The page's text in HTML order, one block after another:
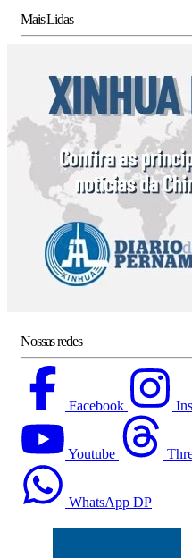
Mais Lidas
Nossas redes
Facebook
Youtube
WhatsApp DP